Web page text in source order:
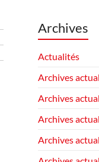
Archives
Actualités
Archives
Archives
Archives
Archives